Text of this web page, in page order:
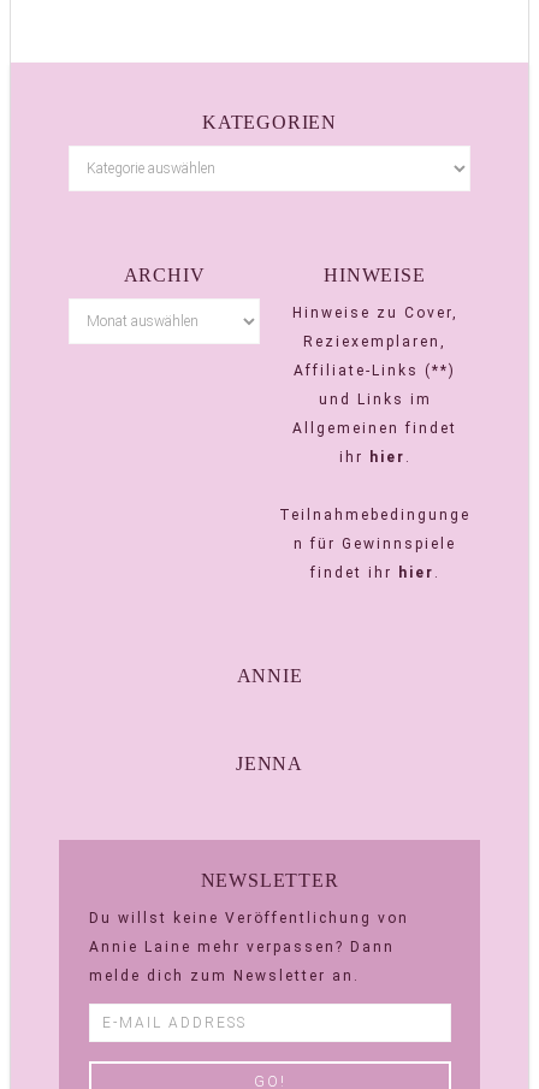
KATEGORIEN
ARCHIV HINWEISE
Hinweise zu Cover,
Reziexemplaren,
Affiliate-Links (**)
und Links im
Allgemeinen findet
ihr
hier .
Teilnahmebedingunge
n für Gewinnspiele
findet ihr
hier .
ANNIE
JENNA
NEWSLETTER
Du willst keine Veröffentlichung von
Annie Laine mehr verpassen? Dann
melde dich zum Newsletter an.